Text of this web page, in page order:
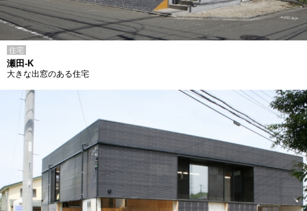
住宅
瀬田-K
大きな出窓のある住宅